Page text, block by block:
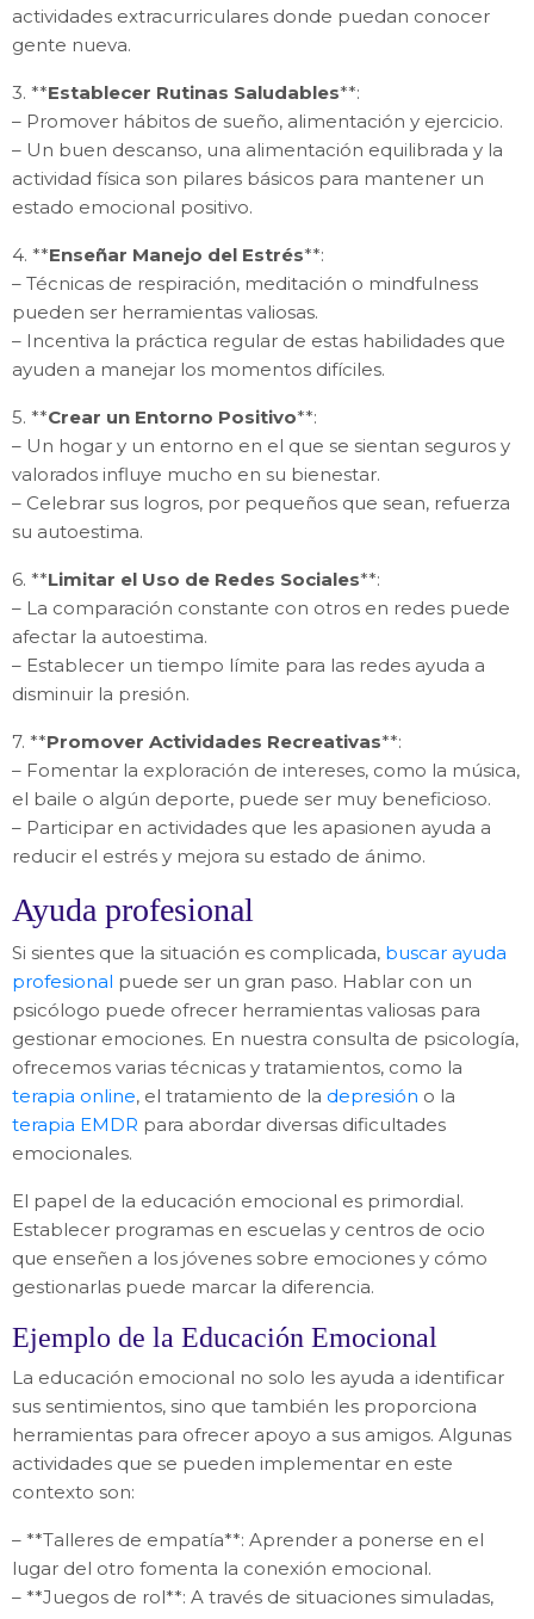
actividades extracurriculares donde puedan conocer
gente nueva.
3. **Establecer Rutinas Saludables**:
– Promover hábitos de sueño, alimentación y ejercicio.
– Un buen descanso, una alimentación equilibrada y la
actividad física son pilares básicos para mantener un
estado emocional positivo.
4. **Enseñar Manejo del Estrés**:
– Técnicas de respiración, meditación o mindfulness
pueden ser herramientas valiosas.
– Incentiva la práctica regular de estas habilidades que
ayuden a manejar los momentos difíciles.
5. **Crear un Entorno Positivo**:
– Un hogar y un entorno en el que se sientan seguros y
valorados influye mucho en su bienestar.
– Celebrar sus logros, por pequeños que sean, refuerza
su autoestima.
6. **Limitar el Uso de Redes Sociales**:
– La comparación constante con otros en redes puede
afectar la autoestima.
– Establecer un tiempo límite para las redes ayuda a
disminuir la presión.
7. **Promover Actividades Recreativas**:
– Fomentar la exploración de intereses, como la música,
el baile o algún deporte, puede ser muy beneficioso.
– Participar en actividades que les apasionen ayuda a
reducir el estrés y mejora su estado de ánimo.
Ayuda profesional
Si sientes que la situación es complicada, buscar ayuda
profesional puede ser un gran paso. Hablar con un
psicólogo puede ofrecer herramientas valiosas para
gestionar emociones. En nuestra consulta de psicología,
ofrecemos varias técnicas y tratamientos, como la
terapia online, el tratamiento de la depresión o la
terapia EMDR para abordar diversas dificultades
emocionales.
El papel de la educación emocional es primordial.
Establecer programas en escuelas y centros de ocio
que enseñen a los jóvenes sobre emociones y cómo
gestionarlas puede marcar la diferencia.
Ejemplo de la Educación Emocional
La educación emocional no solo les ayuda a identificar
sus sentimientos, sino que también les proporciona
herramientas para ofrecer apoyo a sus amigos. Algunas
actividades que se pueden implementar en este
contexto son:
– **Talleres de empatía**: Aprender a ponerse en el
lugar del otro fomenta la conexión emocional.
– **Juegos de rol**: A través de situaciones simuladas,